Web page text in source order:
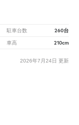
駐車台数 260台
車高 210cm
2026年7月24日 更新